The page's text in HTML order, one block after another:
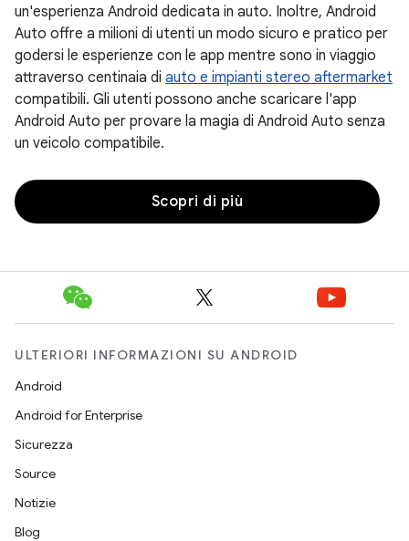
un'esperienza Android dedicata in auto. Inoltre, Android
Auto offre a milioni di utenti un modo sicuro e pratico per
godersi le esperienze con le app mentre sono in viaggio
attraverso centinaia di auto e impianti stereo aftermarket
compatibili. Gli utenti possono anche scaricare l'app
Android Auto per provare la magia di Android Auto senza
un veicolo compatibile.
Scopri di più
ULTERIORI INFORMAZIONI SU ANDROID
Android
Android for Enterprise
Sicurezza
Source
Notizie
Blog